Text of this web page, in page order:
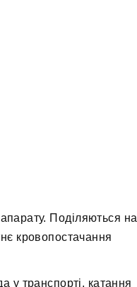
Поділяються на
кровопостачання
у транспорті, катання